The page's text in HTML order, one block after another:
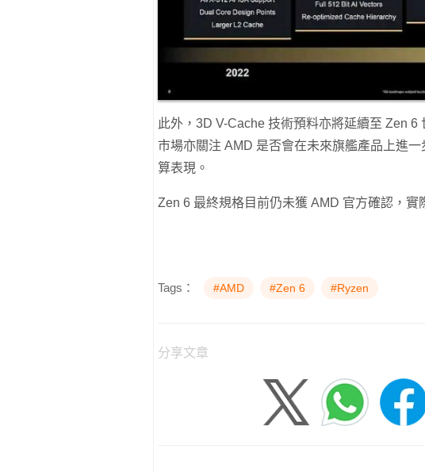
此外，3D V-Cache 技術預料亦將延續至 Zen 6
市場亦關注 AMD 是否會在未來旗艦產品上進
算表現。
Zen 6 最終規格目前仍未獲 AMD 官方確認，實
Tags： #AMD #Zen 6 #Ryzen
分享文章